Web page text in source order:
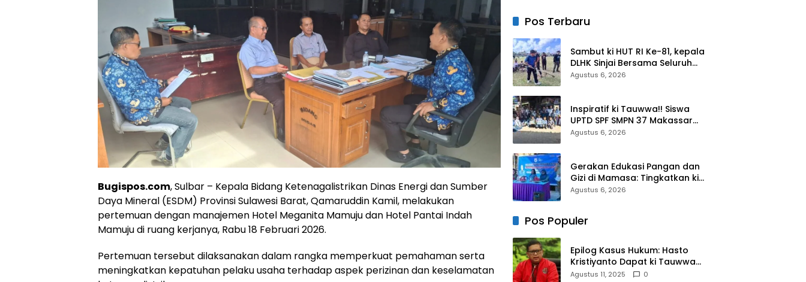
Bugispos.com, Sulbar – Kepala Bidang Ketenagalistrikan Dinas Energi dan Sumber
Daya Mineral (ESDM) Provinsi Sulawesi Barat, Qamaruddin Kamil, melakukan
pertemuan dengan manajemen Hotel Meganita Mamuju dan Hotel Pantai Indah
Mamuju di ruang kerjanya, Rabu 18 Februari 2026.
Pertemuan tersebut dilaksanakan dalam rangka memperkuat pemahaman serta
meningkatkan kepatuhan pelaku usaha terhadap aspek perizinan dan keselamatan
Dispoparekr
af Sulbar
Pastikan ki
Persiapan
Tetap
Dimatangka
n
Gizi Terpadu
Wujudkan
Generasi
Sulbar Maju
ki Kinerja dan
Penyerapan
Pos Terbaru
Sambut ki HUT RI Ke-81, kepala
DLHK Sinjai Bersama Seluruh
ASN Kerja Bakti di Alun-alun
Agustus 6, 2026
Inspiratif ki Tauwwa!! Siswa
UPTD SPF SMPN 37 Makassar
Gotong Royong Bantu Korban
Agustus 6, 2026
Gerakan Edukasi Pangan dan
Gizi di Mamasa: Tingkatkan ki
Pengetahuan dan
Agustus 6, 2026
Pos Populer
Epilog Kasus Hukum: Hasto
Kristiyanto Dapat ki Tauwwa
Amnesti Presiden
Agustus 11, 2025 0